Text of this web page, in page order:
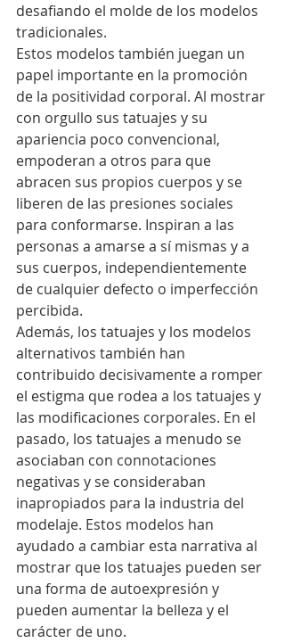
desafiando el molde de los modelos
tradicionales.
Estos modelos también juegan un
papel importante en la promoción
de la positividad corporal. Al mostrar
con orgullo sus tatuajes y su
apariencia poco convencional,
empoderan a otros para que
abracen sus propios cuerpos y se
liberen de las presiones sociales
para conformarse. Inspiran a las
personas a amarse a sí mismas y a
sus cuerpos, independientemente
de cualquier defecto o imperfección
percibida.
Además, los tatuajes y los modelos
alternativos también han
contribuido decisivamente a romper
el estigma que rodea a los tatuajes y
las modificaciones corporales. En el
pasado, los tatuajes a menudo se
asociaban con connotaciones
negativas y se consideraban
inapropiados para la industria del
modelaje. Estos modelos han
ayudado a cambiar esta narrativa al
mostrar que los tatuajes pueden ser
una forma de autoexpresión y
pueden aumentar la belleza y el
carácter de uno.